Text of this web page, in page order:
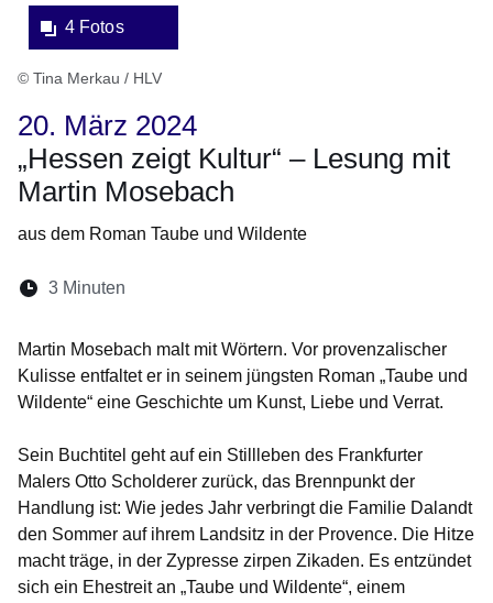
4 Fotos
© Tina Merkau / HLV
20. März 2024
„Hessen zeigt Kultur“ – Lesung mit
Martin Mosebach
aus dem Roman Taube und Wildente
Lesedauer:
3 Minuten
Martin Mosebach malt mit Wörtern. Vor provenzalischer
Kulisse entfaltet er in seinem jüngsten Roman „Taube und
Wildente“ eine Geschichte um Kunst, Liebe und Verrat.
Sein Buchtitel geht auf ein Stillleben des Frankfurter
Malers Otto Scholderer zurück, das Brennpunkt der
Handlung ist: Wie jedes Jahr verbringt die Familie Dalandt
den Sommer auf ihrem Landsitz in der Provence. Die Hitze
macht träge, in der Zypresse zirpen Zikaden. Es entzündet
sich ein Ehestreit an „Taube und Wildente“, einem